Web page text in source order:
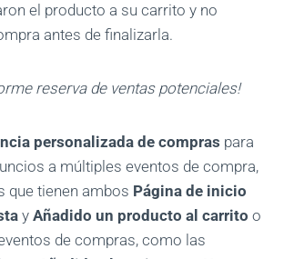
el producto a su carrito y no
antes de finalizarla.
reserva de ventas potenciales!
personalizada de compras para
a múltiples eventos de compra,
que tienen ambos Página de inicio
y Añadido un producto al carrito o
de compras, como las